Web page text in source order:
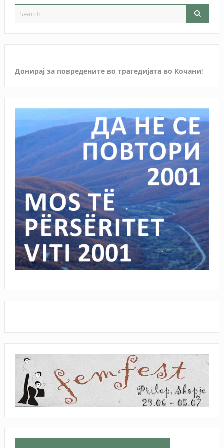
Донирај за повредените во трагедијата во Кочани!